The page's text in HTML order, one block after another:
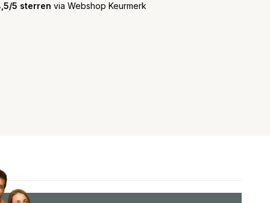
5 sterren via Webshop Keurmerk